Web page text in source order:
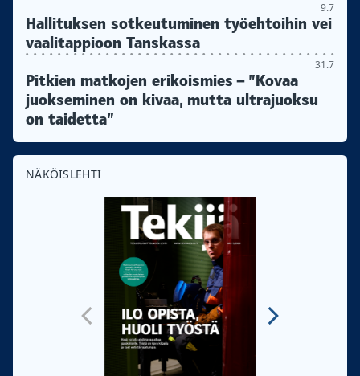
9.7
Hallituksen sotkeutuminen työehtoihin vei
vaalitappioon Tanskassa
31.7
Pitkien matkojen erikoismies – ”Kovaa
juokseminen on kivaa, mutta ultrajuoksu
on taidetta”
NÄKÖISLEHTI